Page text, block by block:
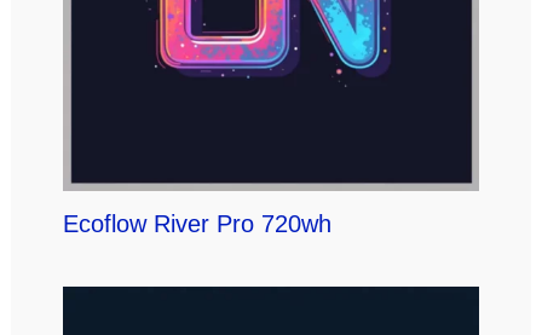
Ecoflow River Pro 720wh